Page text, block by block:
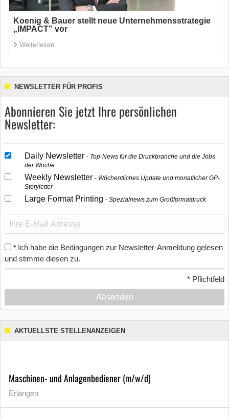
Koenig & Bauer stellt neue Unternehmensstrategie
„IMPACT” vor
Weiterlesen
NEWSLETTER FÜR PROFIS
Abonnieren Sie jetzt Ihre persönlichen
Newsletter:
Daily Newsletter
Top-News für die Druckbranche und die Jobs
der Woche
Weekly Newsletter
Wöchentliches Update und monatlicher GP-
Storyletter
Large Format Printing Spezialnews zum Großformatdruck
* Ich habe die Bedingungen zur Newsletter-Anmeldung gelesen
und stimme diesen zu.
* Pflichtfeld
Absenden
AKTUELLSTE STELLENANZEIGEN
Maschinen- und Anlagenbediener (m/w/d)
Erlangen